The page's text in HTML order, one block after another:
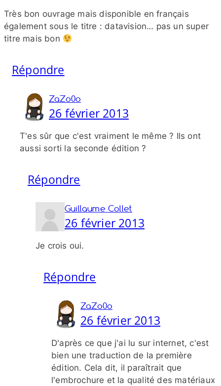
Très bon ouvrage mais disponible en français
également sous le titre : datavision… pas un super
titre mais bon
Répondre
ZaZo0o
26 février 2013
T'es sûr que c'est vraiment le même ? Ils ont
aussi sorti la seconde édition ?
Répondre
Guillaume Collet
26 février 2013
Je crois oui.
Répondre
ZaZo0o
26 février 2013
D'après ce que j'ai lu sur internet, c'est
bien une traduction de la première
édition. Cela dit, il paraîtrait que
l'embrochure et la qualité des matériaux